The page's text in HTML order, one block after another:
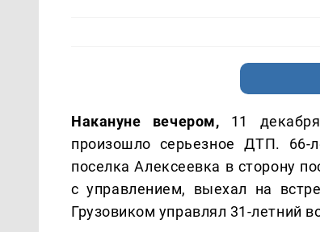
Накануне вечером, 11
произошло серьезное ДТП. 66-
поселка Алексеевка в сторону
с управлением, выехал на
Грузовиком управлял 31-летний